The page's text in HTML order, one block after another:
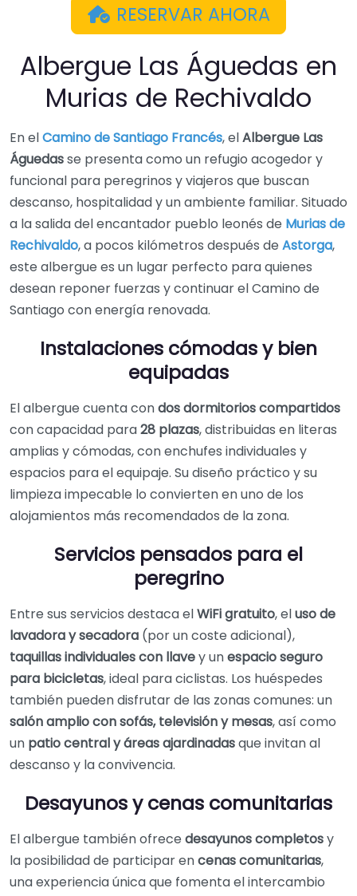
RESERVAR AHORA
Albergue Las Águedas en
Murias de Rechivaldo
En elCamino de Santiago Francés, elAlbergue Las
Águedasse presenta como un refugio acogedor y
funcional para peregrinos y viajeros que buscan
descanso, hospitalidad y un ambiente familiar. Situado
a la salida del encantador pueblo leonés de Murias de
Rechivaldo, a pocos kilómetros después de Astorga,
este albergue es un lugar perfecto para quienes
desean reponer fuerzas y continuar el Camino de
Santiago con energía renovada.
Instalaciones cómodas y bien
equipadas
El albergue cuenta condos dormitorios compartidos
con capacidad para28 plazas, distribuidas en literas
amplias y cómodas, con enchufes individuales y
espacios para el equipaje. Su diseño práctico y su
limpieza impecable lo convierten en uno de los
alojamientos más recomendados de la zona.
Servicios pensados para el
peregrino
Entre sus servicios destaca elWiFi gratuito, eluso de
lavadora y secadora (por un coste adicional),
taquillas individuales con llavey unespacio seguro
para bicicletas, ideal para ciclistas. Los huéspedes
también pueden disfrutar de las zonas comunes: un
salón amplio con sofás, televisión y mesas, así como
un patio central y áreas ajardinadasque invitan al
descanso y la convivencia.
Desayunos y cenas comunitarias
El albergue también ofrece desayunos completosy
la posibilidad de participar encenas comunitarias,
una experiencia única que fomenta el intercambio